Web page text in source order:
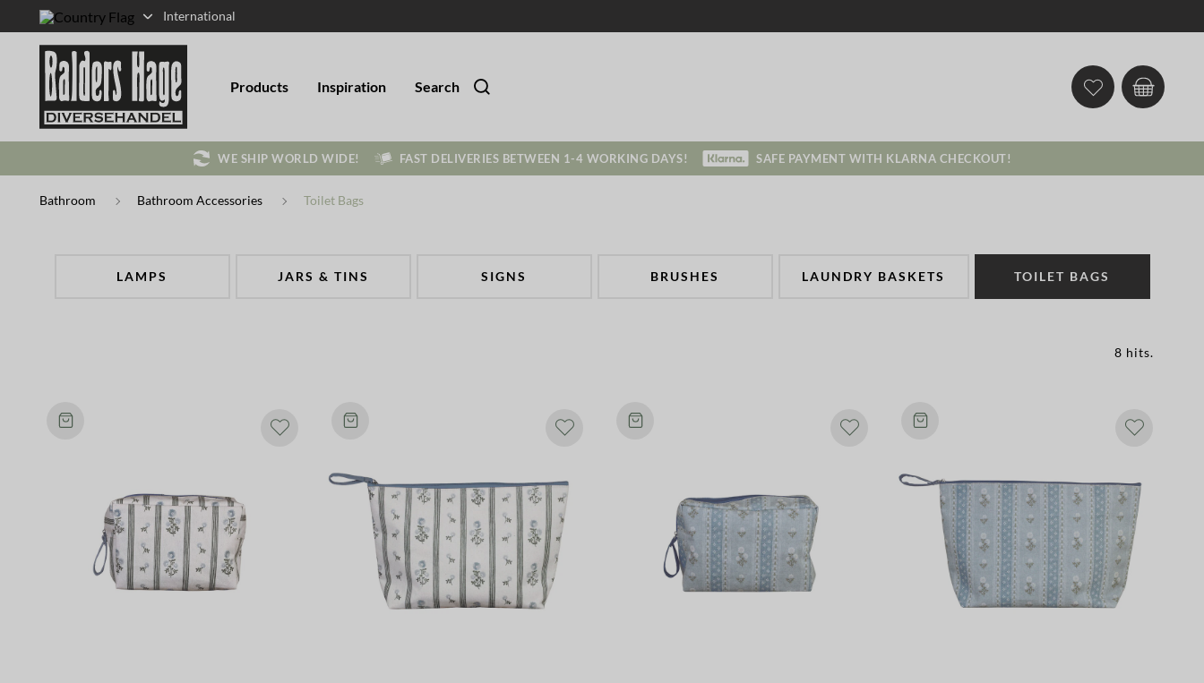
International
Products Inspiration Search
WE SHIP WORLD WIDE! FAST DELIVERIES BETWEEN 1-4 WORKING DAYS! SAFE PAYMENT WITH KLARNA CHECKOUT!
Bathroom Bathroom Accessories Toilet Bags
LAMPS JARS & TINS SIGNS BRUSHES LAUNDRY BASKETS TOILET BAGS
8 hits.